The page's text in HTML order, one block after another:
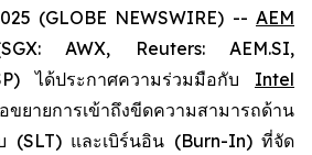
(GLOBE NEWSWIRE) -- AEM
AWX, Reuters: AEM.SI,
ได้ประกาศความร่วมมือกับ Intel
ขยายการเข้าถึงขีดความสามารถด้าน
(SLT) และเบิร์นอิน (Burn-In) ที่จัด